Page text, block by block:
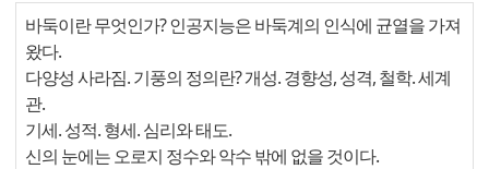
바둑이란 무엇인가? 인공지능은 바둑계의 인식에 균열을 가져
왔다.
다양성 사라짐. 기풍의 정의란? 개성. 경향성, 성격, 철학. 세계
관.
기세. 성적. 형세. 심리와 태도.
신의 눈에는 오로지 정수와 악수 밖에 없을 것이다.